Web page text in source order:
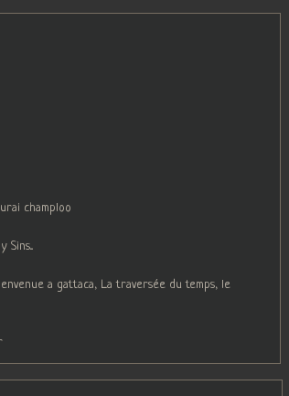
champloo
a gattaca, La traversée du temps, le